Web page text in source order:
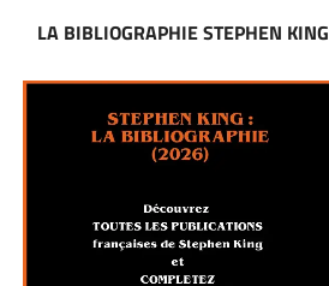
LA BIBLIOGRAPHIE STEPHEN KING